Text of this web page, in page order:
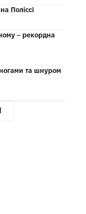
Поліссі
– рекордна
та шнуром